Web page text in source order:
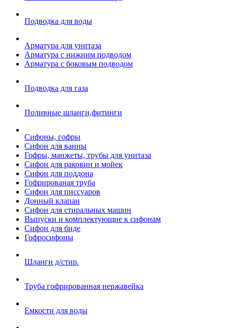
Подводка для воды
Арматура для унитаза
Арматура с нижним подводом
Арматура с боковым подводом
Подводка для газа
Поливные шланги,фитинги
Сифоны, гофры
Сифон для ванны
Гофры, манжеты, трубы для унитаза
Сифон для раковин и мойек
Сифон для поддона
Гофрированая труба
Сифон для писсуаров
Донный клапан
Сифон для стиральных машин
Выпуски и комплектующие к сифонам
Сифон для биде
Гофросифоны
Шланги д/стир.
Труба гофрированная нержавейка
Емкости для воды